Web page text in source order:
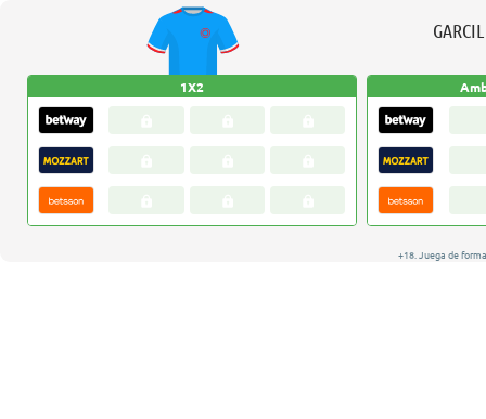
1X2
+18. Juega de